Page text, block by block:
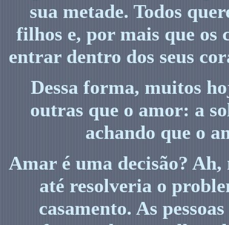
sua metade. Todos
filhos e, por mais que os
entrar dentro dos seus
Dessa forma, muitos
outras que o amor: a
achando que o
Amar é uma decisão?
até resolveria o
casamento. As